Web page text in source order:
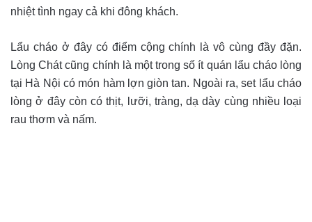
nhiệt tình ngay cả khi đông khách.
Lẩu cháo ở đây có điểm cộng chính là vô cùng đầy đặn.
Lòng Chát cũng chính là một trong số ít quán lẩu cháo lòng
tại Hà Nội có món hàm lợn giòn tan. Ngoài ra, set lẩu cháo
lòng ở đây còn có thịt, lưỡi, tràng, dạ dày cùng nhiều loại
rau thơm và nấm.